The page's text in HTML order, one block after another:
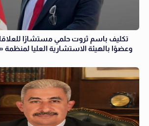
تكليف باسم ثروت حلمي مستشارًا
وعضوًا بالهيئة الاستشارية العليا لمنظمة